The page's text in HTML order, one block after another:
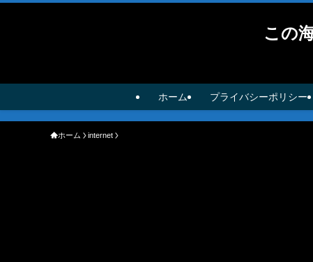
この
ホーム プライバシーポリシー
ホーム internet